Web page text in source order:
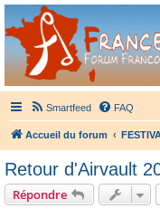
France Didgeridoo
Didgeridoo et Guimbarde sur
Smartfeed FAQ
Accueil du forum
Retour d'Airvault
Répondre